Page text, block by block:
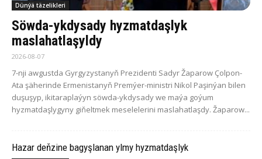
Dünýä täzelikleri
Söwda-ykdysady hyzmatdaşlyk
maslahatlaşyldy
2026-08-07
7-nji awgustda Gyrgyzystanyň Prezidenti Sadyr Žaparow Çolpon-
Ata şäherinde Ermenistanyň Premýer-ministri Nikol Paşinýan bilen
duşuşyp, ikitaraplaýyn söwda-ykdysady we maýa goýum
hyzmatdaşlygyny giňeltmek meselelerini maslahatlaşdy. Žaparow...
Hazar deňzine bagyşlanan ylmy hyzmatdaşlyk